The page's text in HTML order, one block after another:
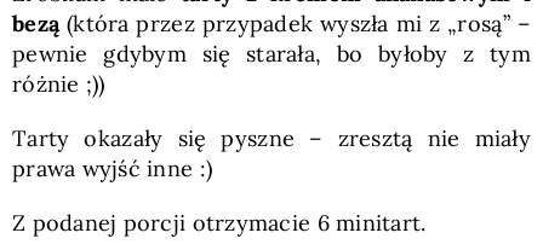
bezą(która przez przypadek wyszła mi z „rosą” –
pewnie gdybym się starała, bo byłoby z tym
różnie ;))
Tarty okazały się pyszne – zresztą nie miały
prawa wyjść inne :)
Z podanej porcji otrzymacie 6 minitart.